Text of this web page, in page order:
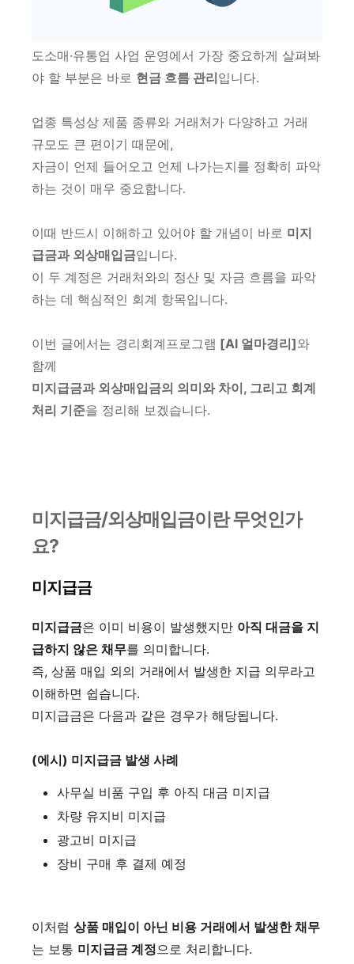
도소매·유통업 사업 운영에서 가장 중요하게 살펴봐
야 할 부분은 바로 현금 흐름 관리입니다.
업종 특성상 제품 종류와 거래처가 다양하고 거래
규모도 큰 편이기 때문에,
자금이 언제 들어오고 언제 나가는지를 정확히 파악
하는 것이 매우 중요합니다.
이때 반드시 이해하고 있어야 할 개념이 바로 미지
급금과 외상매입금입니다.
이 두 계정은 거래처와의 정산 및 자금 흐름을 파악
하는 데 핵심적인 회계 항목입니다.
이번 글에서는 경리회계프로그램 [AI 얼마경리]와
함께
미지급금과 외상매입금의 의미와 차이, 그리고 회계
처리 기준을 정리해 보겠습니다.
미지급금/외상매입금이란 무엇인가
요?
미지급금
미지급금은 이미 비용이 발생했지만 아직 대금을 지
급하지 않은 채무를 의미합니다.
즉, 상품 매입 외의 거래에서 발생한 지급 의무라고
이해하면 쉽습니다.
미지급금은 다음과 같은 경우가 해당됩니다.
(에시) 미지급금 발생 사례
사무실 비품 구입 후 아직 대금 미지급
차량 유지비 미지급
광고비 미지급
장비 구매 후 결제 예정
이처럼 상품 매입이 아닌 비용 거래에서 발생한 채무
는 보통 미지급금 계정으로 처리합니다.